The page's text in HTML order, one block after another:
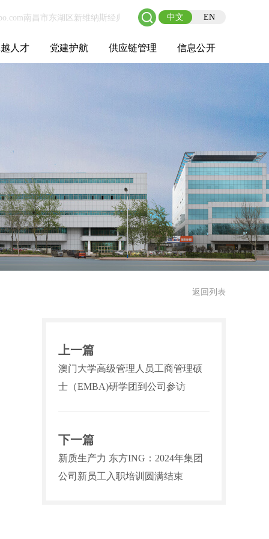
中文 EN
人才 党建护航 供应链管理 信息公开
返回列表
上一篇
澳门大学高级管理人员工商管理硕
士（EMBA)研学团到公司参访
下一篇
新质生产力 东方ING：2024年集团
公司新员工入职培训圆满结束